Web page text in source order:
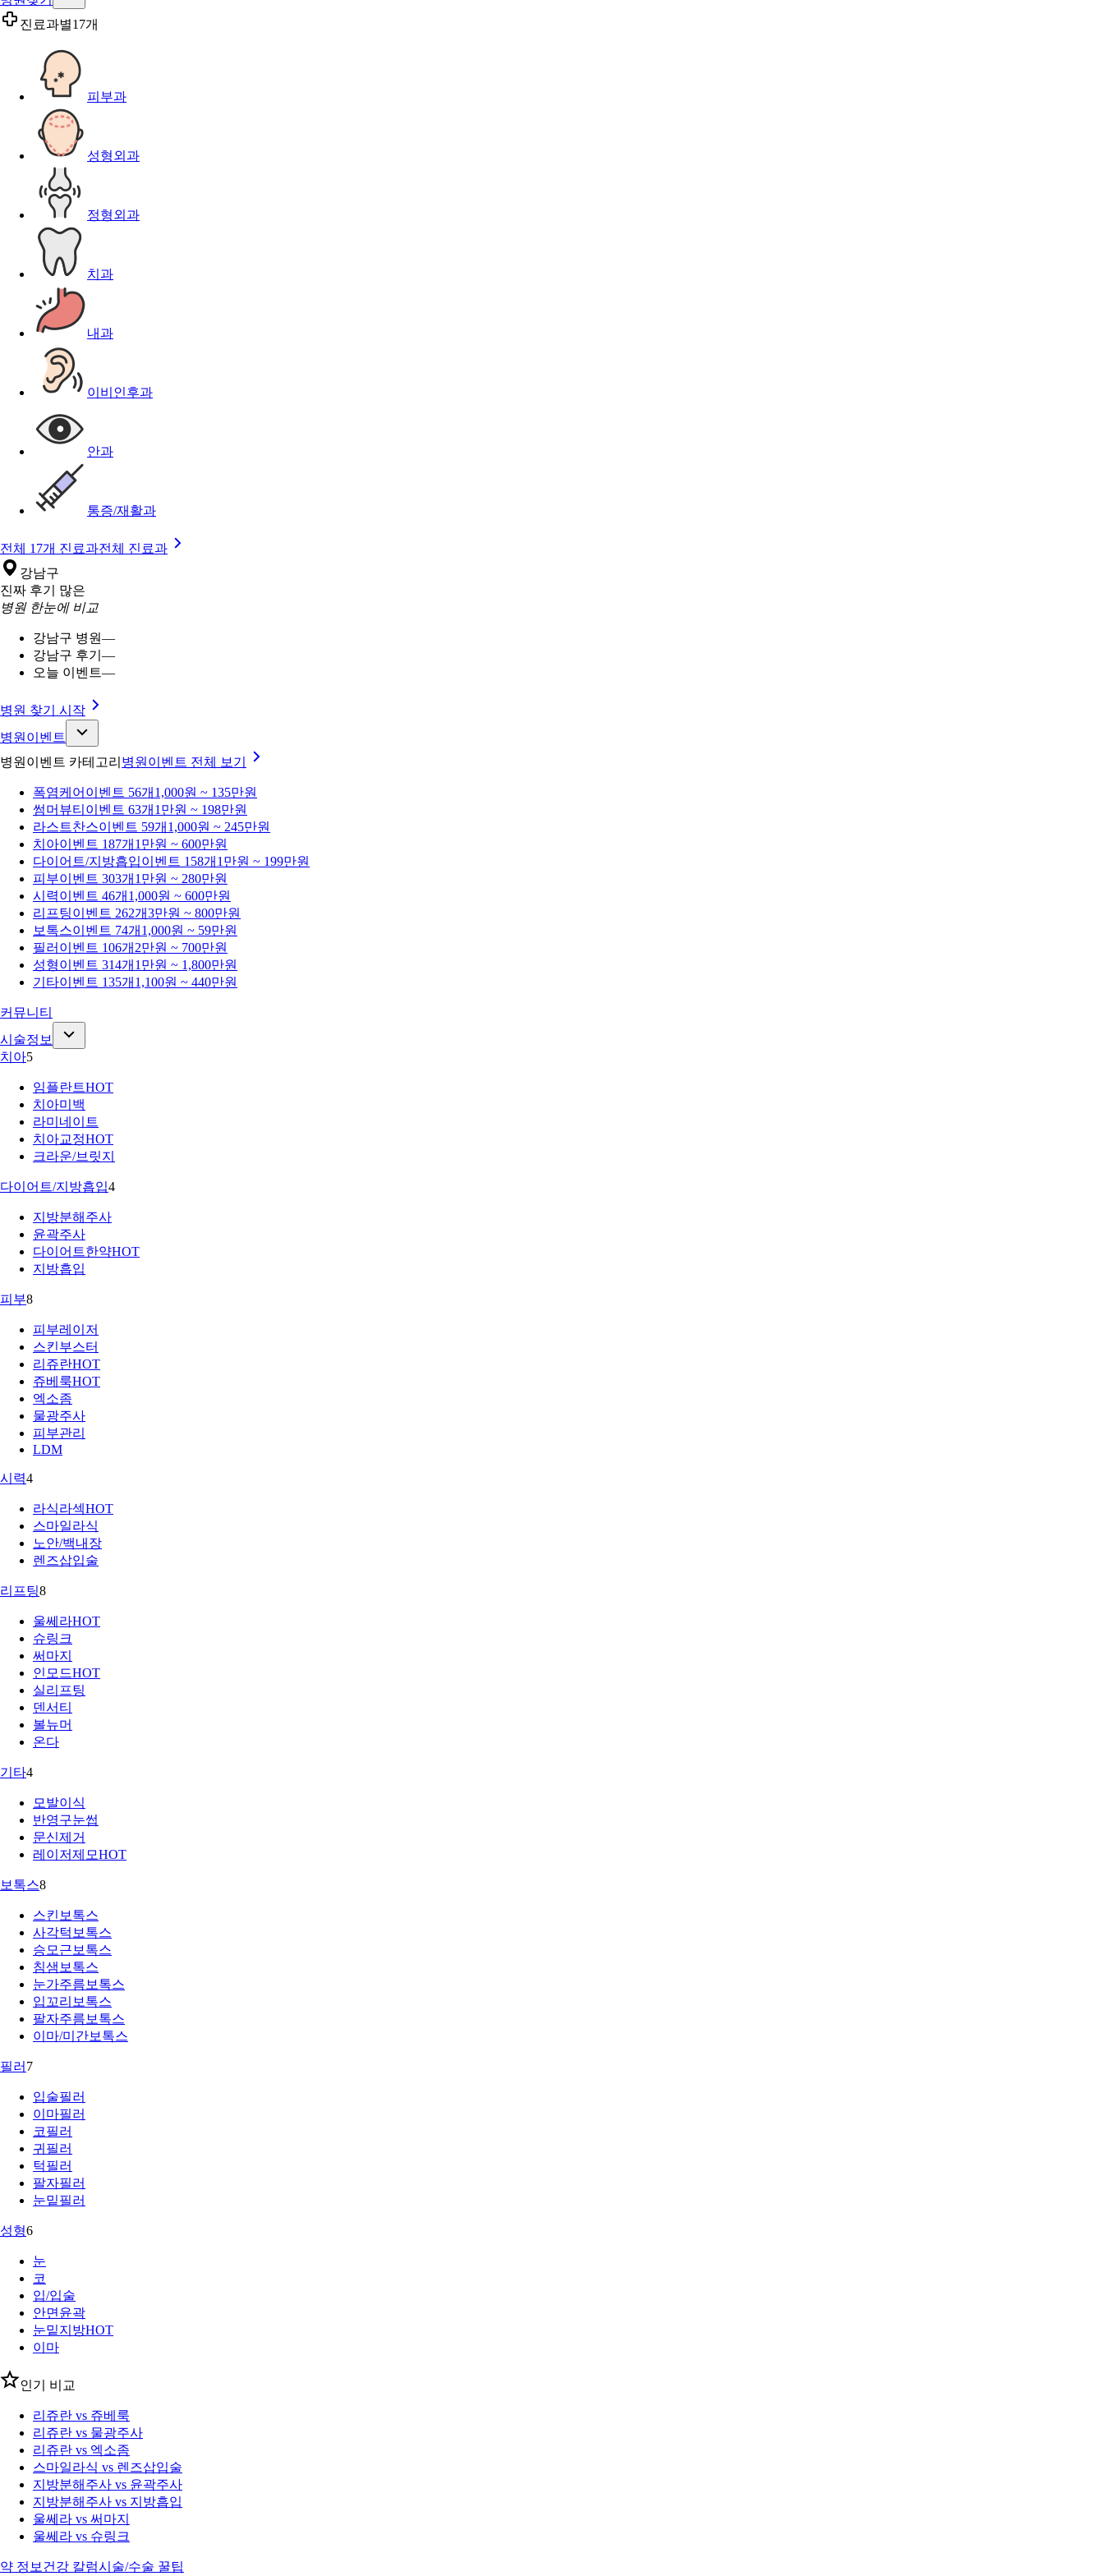
진료과별17개
피부과
성형외과
정형외과
치과
내과
이비인후과
안과
통증/재활과
전체 17개 진료과전체 진료과
강남구
진짜 후기 많은
병원 한눈에 비교
강남구 병원—
강남구 후기 —
오늘 이벤트—
병원 찾기 시작
병원이벤트
병원이벤트 카테고리 병원이벤트 전체 보기
폭염케어 이벤트 56개 1,000원 ~ 135만원
썸머뷰티 이벤트 63개 1만원 ~ 198만원
라스트찬스이벤트 59개 1,000원 ~ 245만원
치아이벤트 187개 1만원 ~ 600만원
다이어트/지방흡입이벤트 158개 1만원 ~ 199만원
피부이벤트 303개 1만원 ~ 280만원
시력이벤트 46개 1,000원 ~ 600만원
리프팅이벤트 262개3만원 ~ 800만원
보톡스이벤트 74개 1,000원 ~ 59만원
필러 이벤트 106개 2만원 ~ 700만원
성형이벤트 314개 1만원 ~ 1,800만원
기타이벤트 135개 1,100원 ~ 440만원
커뮤니티
시술정보
치아5
임플란트HOT
치아미백
라미네이트
치아교정HOT
크라운/브릿지
다이어트/지방흡입4
지방분해주사
윤곽주사
다이어트한약HOT
지방흡입
피부8
피부레이저
스킨부스터
리쥬란HOT
쥬베룩HOT
엑소좀
물광주사
피부관리
LDM
시력4
라식라섹HOT
스마일라식
노안/백내장
렌즈삽입술
리프팅8
울쎄라HOT
슈링크
써마지
인모드HOT
실리프팅
덴서티
볼뉴머
온다
기타4
모발이식
반영구눈썹
문신제거
레이저제모HOT
보톡스8
스킨보톡스
사각턱보톡스
승모근보톡스
침샘보톡스
눈가주름보톡스
입꼬리보톡스
팔자주름보톡스
이마/미간보톡스
필러 7
입술필러
이마필러
코필러
귀필러
턱필러
팔자필러
눈밑필러
성형6
눈
코
입/입술
안면윤곽
눈밑지방HOT
이마
인기 비교
리쥬란 vs 쥬베룩
리쥬란 vs 물광주사
리쥬란 vs 엑소좀
스마일라식 vs 렌즈삽입술
지방분해주사 vs 윤곽주사
지방분해주사 vs 지방흡입
울쎄라 vs 써마지
울쎄라 vs 슈링크
약 정보 건강 칼럼시술/수술 꿀팁